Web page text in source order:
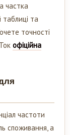
частка
та
точності
офіційна
частоти
споживання, а